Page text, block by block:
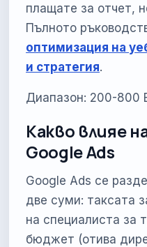
плащате за отчет,
Пълното
оптимизация на
и стратегия.
Диапазон: 200-800
Какво влияе
Google Ads
Google Ads се
две суми: таксата
на специалиста за
бюджет (отива